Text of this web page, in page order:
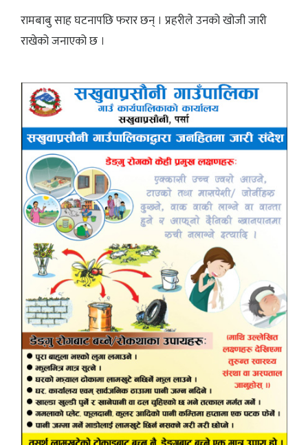
रामबाबु साह घटनापछि फरार छन् । प्रहरीले उनको खोजी जारी
राखेको जनाएको छ ।